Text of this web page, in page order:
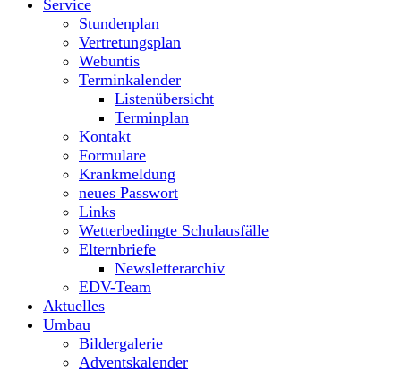
Service
Stundenplan
Vertretungsplan
Webuntis
Terminkalender
Listenübersicht
Terminplan
Kontakt
Formulare
Krankmeldung
neues Passwort
Links
Wetterbedingte Schulausfälle
Elternbriefe
Newsletterarchiv
EDV-Team
Aktuelles
Umbau
Bildergalerie
Adventskalender